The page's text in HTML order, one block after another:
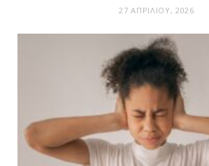
27 ΑΠΡΙΛΊΟΥ, 2026